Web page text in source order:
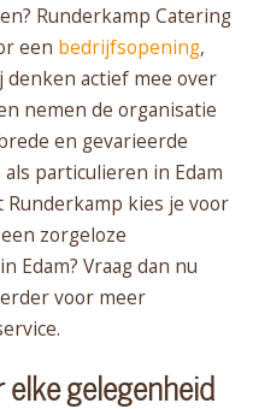
Runderkamp Catering
een bedrijfsopening,
denken actief mee over
nemen de organisatie
en gevarieerde
particulieren in Edam
kies je voor
zorgeloze
Edam? Vraag dan nu
voor meer
gelegenheid